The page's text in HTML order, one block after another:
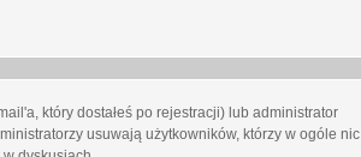
który dostałeś po rejestracji) lub administrator
usuwają użytkowników, którzy w ogóle nic